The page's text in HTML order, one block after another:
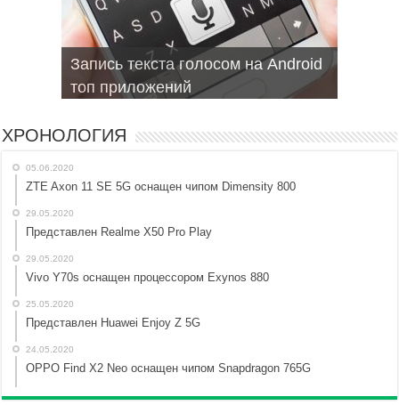
Как проверить состояние
аккумулятора iPhone
Запись текста голосом на Android
топ приложений
Браузеры для смартфонов на
Android и iphone
Не включается Iphone, как
оживить?
Мобильные операционные
системы для смартфонов
ХРОНОЛОГИЯ
05.06.2020
ZTE Axon 11 SE 5G оснащен чипом Dimensity 800
29.05.2020
Представлен Realme X50 Pro Play
29.05.2020
Vivo Y70s оснащен процессором Exynos 880
25.05.2020
Представлен Huawei Enjoy Z 5G
24.05.2020
OPPO Find X2 Neo оснащен чипом Snapdragon 765G